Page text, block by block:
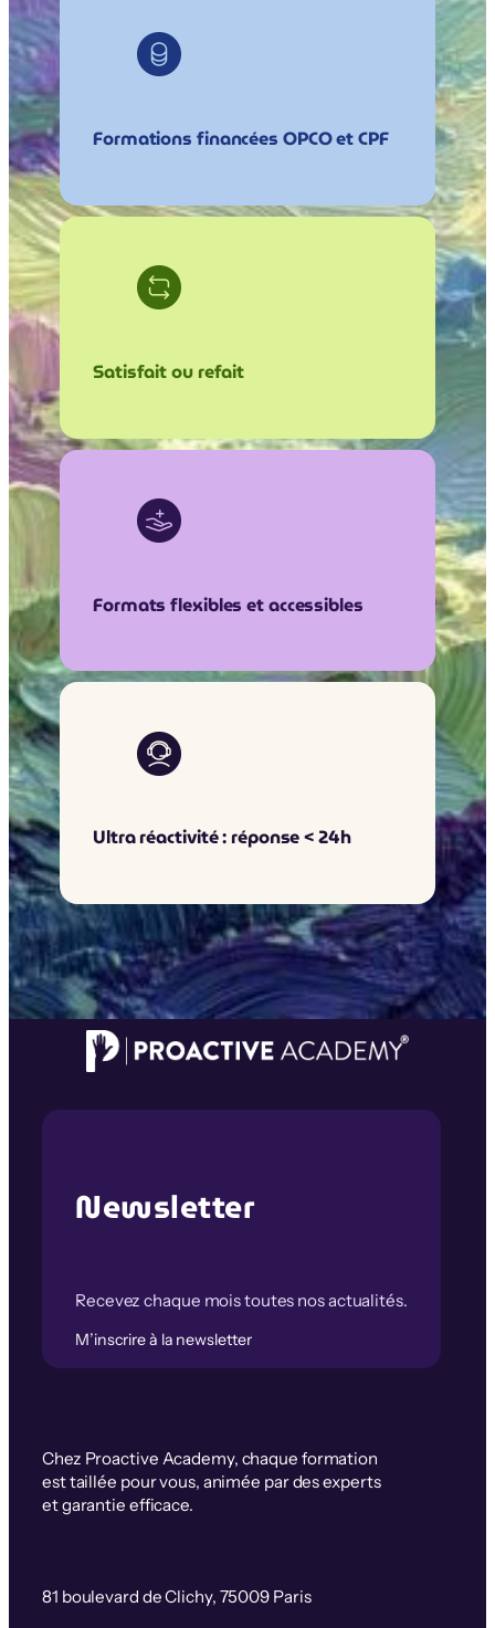
Formations financées OPCO et CPF
Satisfait ou refait
Formats flexibles et accessibles
Ultra réactivité : réponse < 24h
Newsletter
Recevez chaque mois toutes nos actualités.
M’inscrire à la newsletter
Chez Proactive Academy, chaque formation
est taillée pour vous, animée par des experts
et garantie efficace.
81 boulevard de Clichy, 75009 Paris